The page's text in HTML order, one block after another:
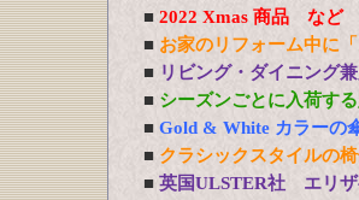
■ 2022 Xmas 商品 など
■ お家のリフォーム中に
■ リビング・ダイニング
■ シーズンごとに入荷す
■ Gold & White カラーの
■ クラシックスタイルの
■ 英国ULSTER社 エリザ